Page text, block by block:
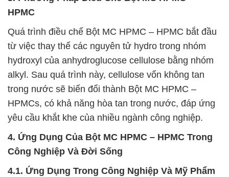
HPMC
Quá trình điều chế Bột MC HPMC – HPMC bắt đầu
từ việc thay thế các nguyên tử hydro trong nhóm
hydroxyl của anhydroglucose cellulose bằng nhóm
alkyl. Sau quá trình này, cellulose vốn không tan
trong nước sẽ biến đổi thành Bột MC HPMC –
HPMCs, có khả năng hòa tan trong nước, đáp ứng
yêu cầu khắt khe của nhiều ngành công nghiệp.
4. Ứng Dụng Của Bột MC HPMC – HPMC Trong
Công Nghiệp Và Đời Sống
4.1. Ứng Dụng Trong Công Nghiệp Và Mỹ Phẩm